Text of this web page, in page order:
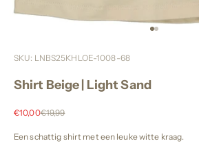
Naar artikel 1
Naar artikel 2
SKU: LNBS25KHLOE-1008-68
Shirt Beige | Light Sand
Aanbiedingsprijs
€10,00Normale prijs
€19,99
Een schattig shirt met een leuke witte kraag.